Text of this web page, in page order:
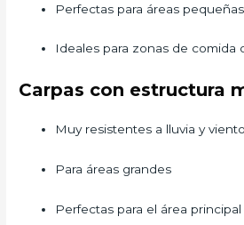
Perfectas para áreas pequeñas
Ideales para zonas de comida
Carpas con estructura
Muy resistentes a lluvia y viento
Para áreas grandes
Perfectas para el área